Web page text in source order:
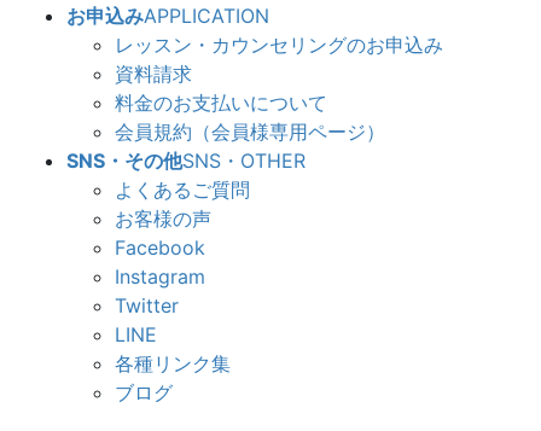
お申込みAPPLICATION
レッスン・カウンセリングのお申込み
資料請求
料金のお支払いについて
会員規約（会員様専用ページ）
SNS・その他SNS・OTHER
よくあるご質問
お客様の声
Facebook
Instagram
Twitter
LINE
各種リンク集
ブログ